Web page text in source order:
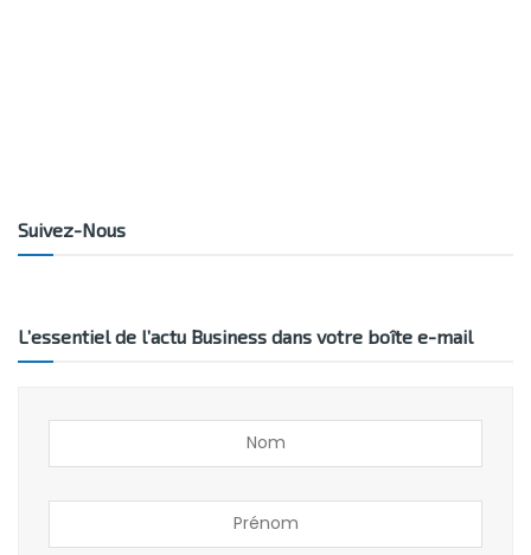
Suivez-Nous
L’essentiel de l’actu Business dans votre boîte e-mail